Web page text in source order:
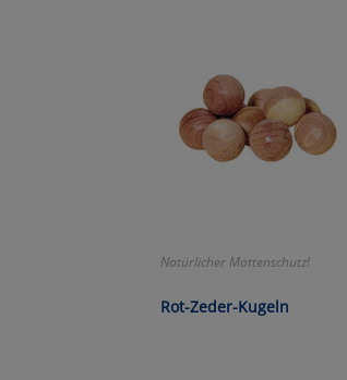
Natürlicher Mottenschutz!
Rot-Zeder-Kugeln